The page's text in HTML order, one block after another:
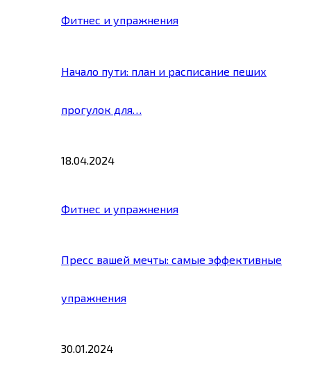
Фитнес и упражнения
Начало пути: план и расписание пеших
прогулок для…
18.04.2024
Фитнес и упражнения
Пресс вашей мечты: самые эффективные
упражнения
30.01.2024